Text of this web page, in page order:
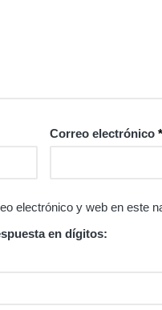
Correo electrónico *
electrónico y web en este
en dígitos: